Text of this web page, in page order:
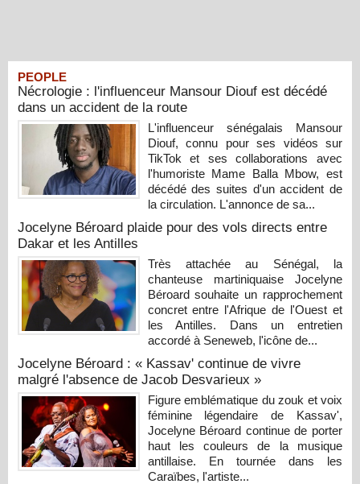
PEOPLE
Nécrologie : l'influenceur Mansour Diouf est décédé
dans un accident de la route
L'influenceur sénégalais Mansour
Diouf, connu pour ses vidéos sur
TikTok et ses collaborations avec
l'humoriste Mame Balla Mbow, est
décédé des suites d'un accident de
la circulation. L'annonce de sa...
Jocelyne Béroard plaide pour des vols directs entre
Dakar et les Antilles
Très attachée au Sénégal, la
chanteuse martiniquaise Jocelyne
Béroard souhaite un rapprochement
concret entre l'Afrique de l'Ouest et
les Antilles. Dans un entretien
accordé à Seneweb, l'icône de...
Jocelyne Béroard : « Kassav' continue de vivre
malgré l'absence de Jacob Desvarieux »
Figure emblématique du zouk et voix
féminine légendaire de Kassav',
Jocelyne Béroard continue de porter
haut les couleurs de la musique
antillaise. En tournée dans les
Caraïbes, l'artiste...